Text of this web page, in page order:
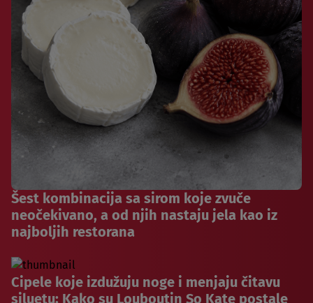
Šest kombinacija sa sirom koje zvuče
neočekivano, a od njih nastaju jela kao iz
najboljih restorana
Cipele koje izdužuju noge i menjaju čitavu
siluetu: Kako su Louboutin So Kate postale